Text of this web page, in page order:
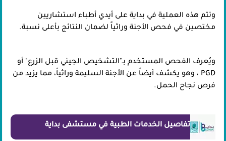
وتتم هذه العملية في بداية على أيدي أطباء استشاريين
مختصين في فحص الأجنة وراثياً لضمان النتائج بأعلى نسبة.
ويُعرف الفحص المستخدم بـ"التشخيص الجيني قبل الزرع" أو
PGD ، وهو يكشف أيضاً عن الأجنة السليمة وراثياً، مما يزيد من
فرص نجاح الحمل.
تفاصيل الخدمات الطبية في مستشفى بداية